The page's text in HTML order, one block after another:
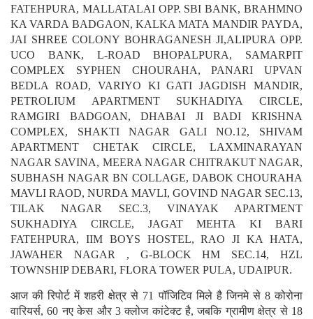
FATEHPURA, MALLATALAI OPP. SBI BANK, BRAHMNO
KA VARDA BADGAON, KALKA MATA MANDIR PAYDA,
JAI SHREE COLONY BOHRAGANESH JI,ALIPURA OPP.
UCO BANK, L-ROAD BHOPALPURA, SAMARPIT
COMPLEX SYPHEN CHOURAHA, PANARI UPVAN
BEDLA ROAD, VARIYO KI GATI JAGDISH MANDIR,
PETROLIUM APARTMENT SUKHADIYA CIRCLE,
RAMGIRI BADGOAN, DHABAI JI BADI KRISHNA
COMPLEX, SHAKTI NAGAR GALI NO.12, SHIVAM
APARTMENT CHETAK CIRCLE, LAXMINARAYAN
NAGAR SAVINA, MEERA NAGAR CHITRAKUT NAGAR,
SUBHASH NAGAR BN COLLAGE, DABOK CHOURAHA
MAVLI RAOD, NURDA MAVLI, GOVIND NAGAR SEC.13,
TILAK NAGAR SEC.3, VINAYAK APARTMENT
SUKHADIYA CIRCLE, JAGAT MEHTA KI BARI
FATEHPURA, IIM BOYS HOSTEL, RAO JI KA HATA,
JAWAHER NAGAR , G-BLOCK HM SEC.14, HZL
TOWNSHIP DEBARI, FLORA TOWER PULA, UDAIPUR.
आज की रिपोर्ट में शहरी क्षेत्र से 71 पॉजिटिव मिले है जिनमे से 8 कोरोना
वारियर्स, 60 नए केस और 3 क्लोज कांटेक्ट है, जबकि ग्रामीण क्षेत्र से 18